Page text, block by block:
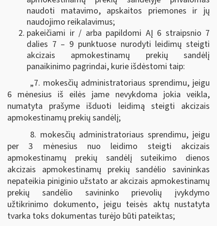
naudoti matavimo, apskaitos priemones ir jų
naudojimo reikalavimus;
pakeičiami ir / arba papildomi AĮ 6 straipsnio 7
dalies 7 – 9 punktuose nurodyti leidimų steigti
akcizais apmokestinamų prekių sandėlį
panaikinimo pagrindai, kurie išdėstomi taip:
„7. mokesčių administratoriaus sprendimu, jeigu
6 mėnesius iš eilės jame nevykdoma jokia veikla,
numatyta prašyme išduoti leidimą steigti akcizais
apmokestinamų prekių sandėlį;
8. mokesčių administratoriaus sprendimu, jeigu
per 3 mėnesius nuo leidimo steigti akcizais
apmokestinamų prekių sandėlį suteikimo dienos
akcizais apmokestinamų prekių sandėlio savininkas
nepateikia piniginio užstato ar akcizais apmokestinamų
prekių sandėlio savininko prievolių įvykdymo
užtikrinimo dokumento, jeigu teisės aktų nustatyta
tvarka toks dokumentas turėjo būti pateiktas;